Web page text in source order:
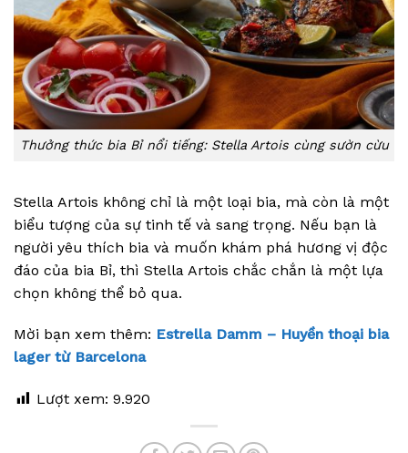
Thưởng thức bia Bỉ nổi tiếng: Stella Artois cùng sườn cừu
Stella Artois không chỉ là một loại bia, mà còn là một
biểu tượng của sự tinh tế và sang trọng. Nếu bạn là
người yêu thích bia và muốn khám phá hương vị độc
đáo của bia Bỉ, thì Stella Artois chắc chắn là một lựa
chọn không thể bỏ qua.
Mời bạn xem thêm: Estrella Damm – Huyền thoại bia
lager từ Barcelona
Lượt xem: 9.920